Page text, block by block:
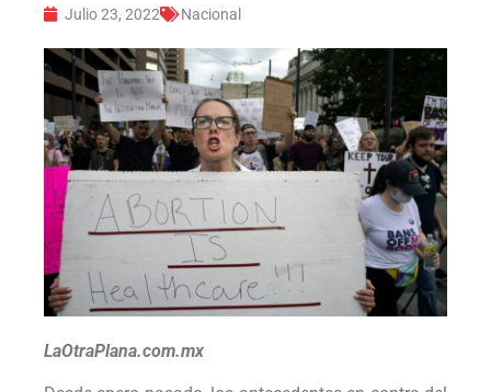
Julio 23, 2022 Nacional
LaOtraPlana.com.mx